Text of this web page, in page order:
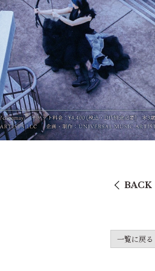
BACK
一覧に戻る